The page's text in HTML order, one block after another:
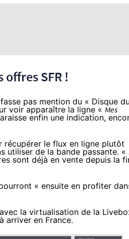
offresSFR !
pas mention du « Disque
voir apparaître la ligne « Mes
enfin une indication,
récupérer le flux en ligne plutôt
utiliser de la bande passante. «
sont déjà en vente depuis la
« ensuite en profiter
la virtualisation de la
arriver en France.